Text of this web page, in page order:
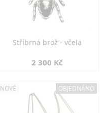
Stříbrná brož - včela
2 300 Kč
NOVÉ OBJEDNÁNO